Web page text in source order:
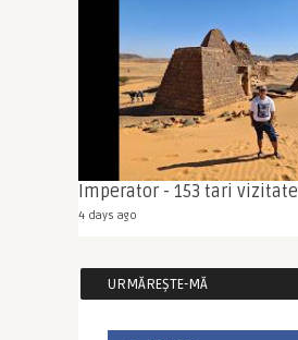
Imperator - 153 tari vizitate
4 days ago
URMĂREȘTE-MĂ